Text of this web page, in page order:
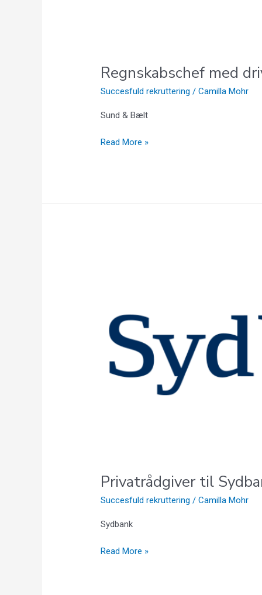
Regnskabschef med
Succesfuld rekruttering /Camilla Mohr
Sund & Bælt
Read More »
Privatrådgiver til
Succesfuld rekruttering /Camilla Mohr
Sydbank
Nytorv
Read More »